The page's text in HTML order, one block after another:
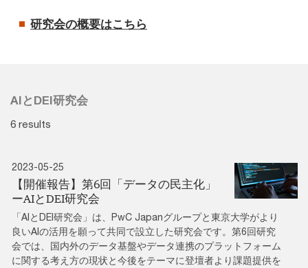
研究会の概要はこちら
AIとDEI研究会
6 results
2023-05-25
【開催報告】第6回「データの民主化」
ーAIとDEI研究会
「AIとDEI研究会」は、PwC Japanグループと東京大学がより
良いAIの活用を願って共同で設立した研究会です。第6回研究
会では、国内外のデータ基盤やデータ連携のプラットフォーム
に関する考え方の現状と今後をテーマに登壇者より課題提供を